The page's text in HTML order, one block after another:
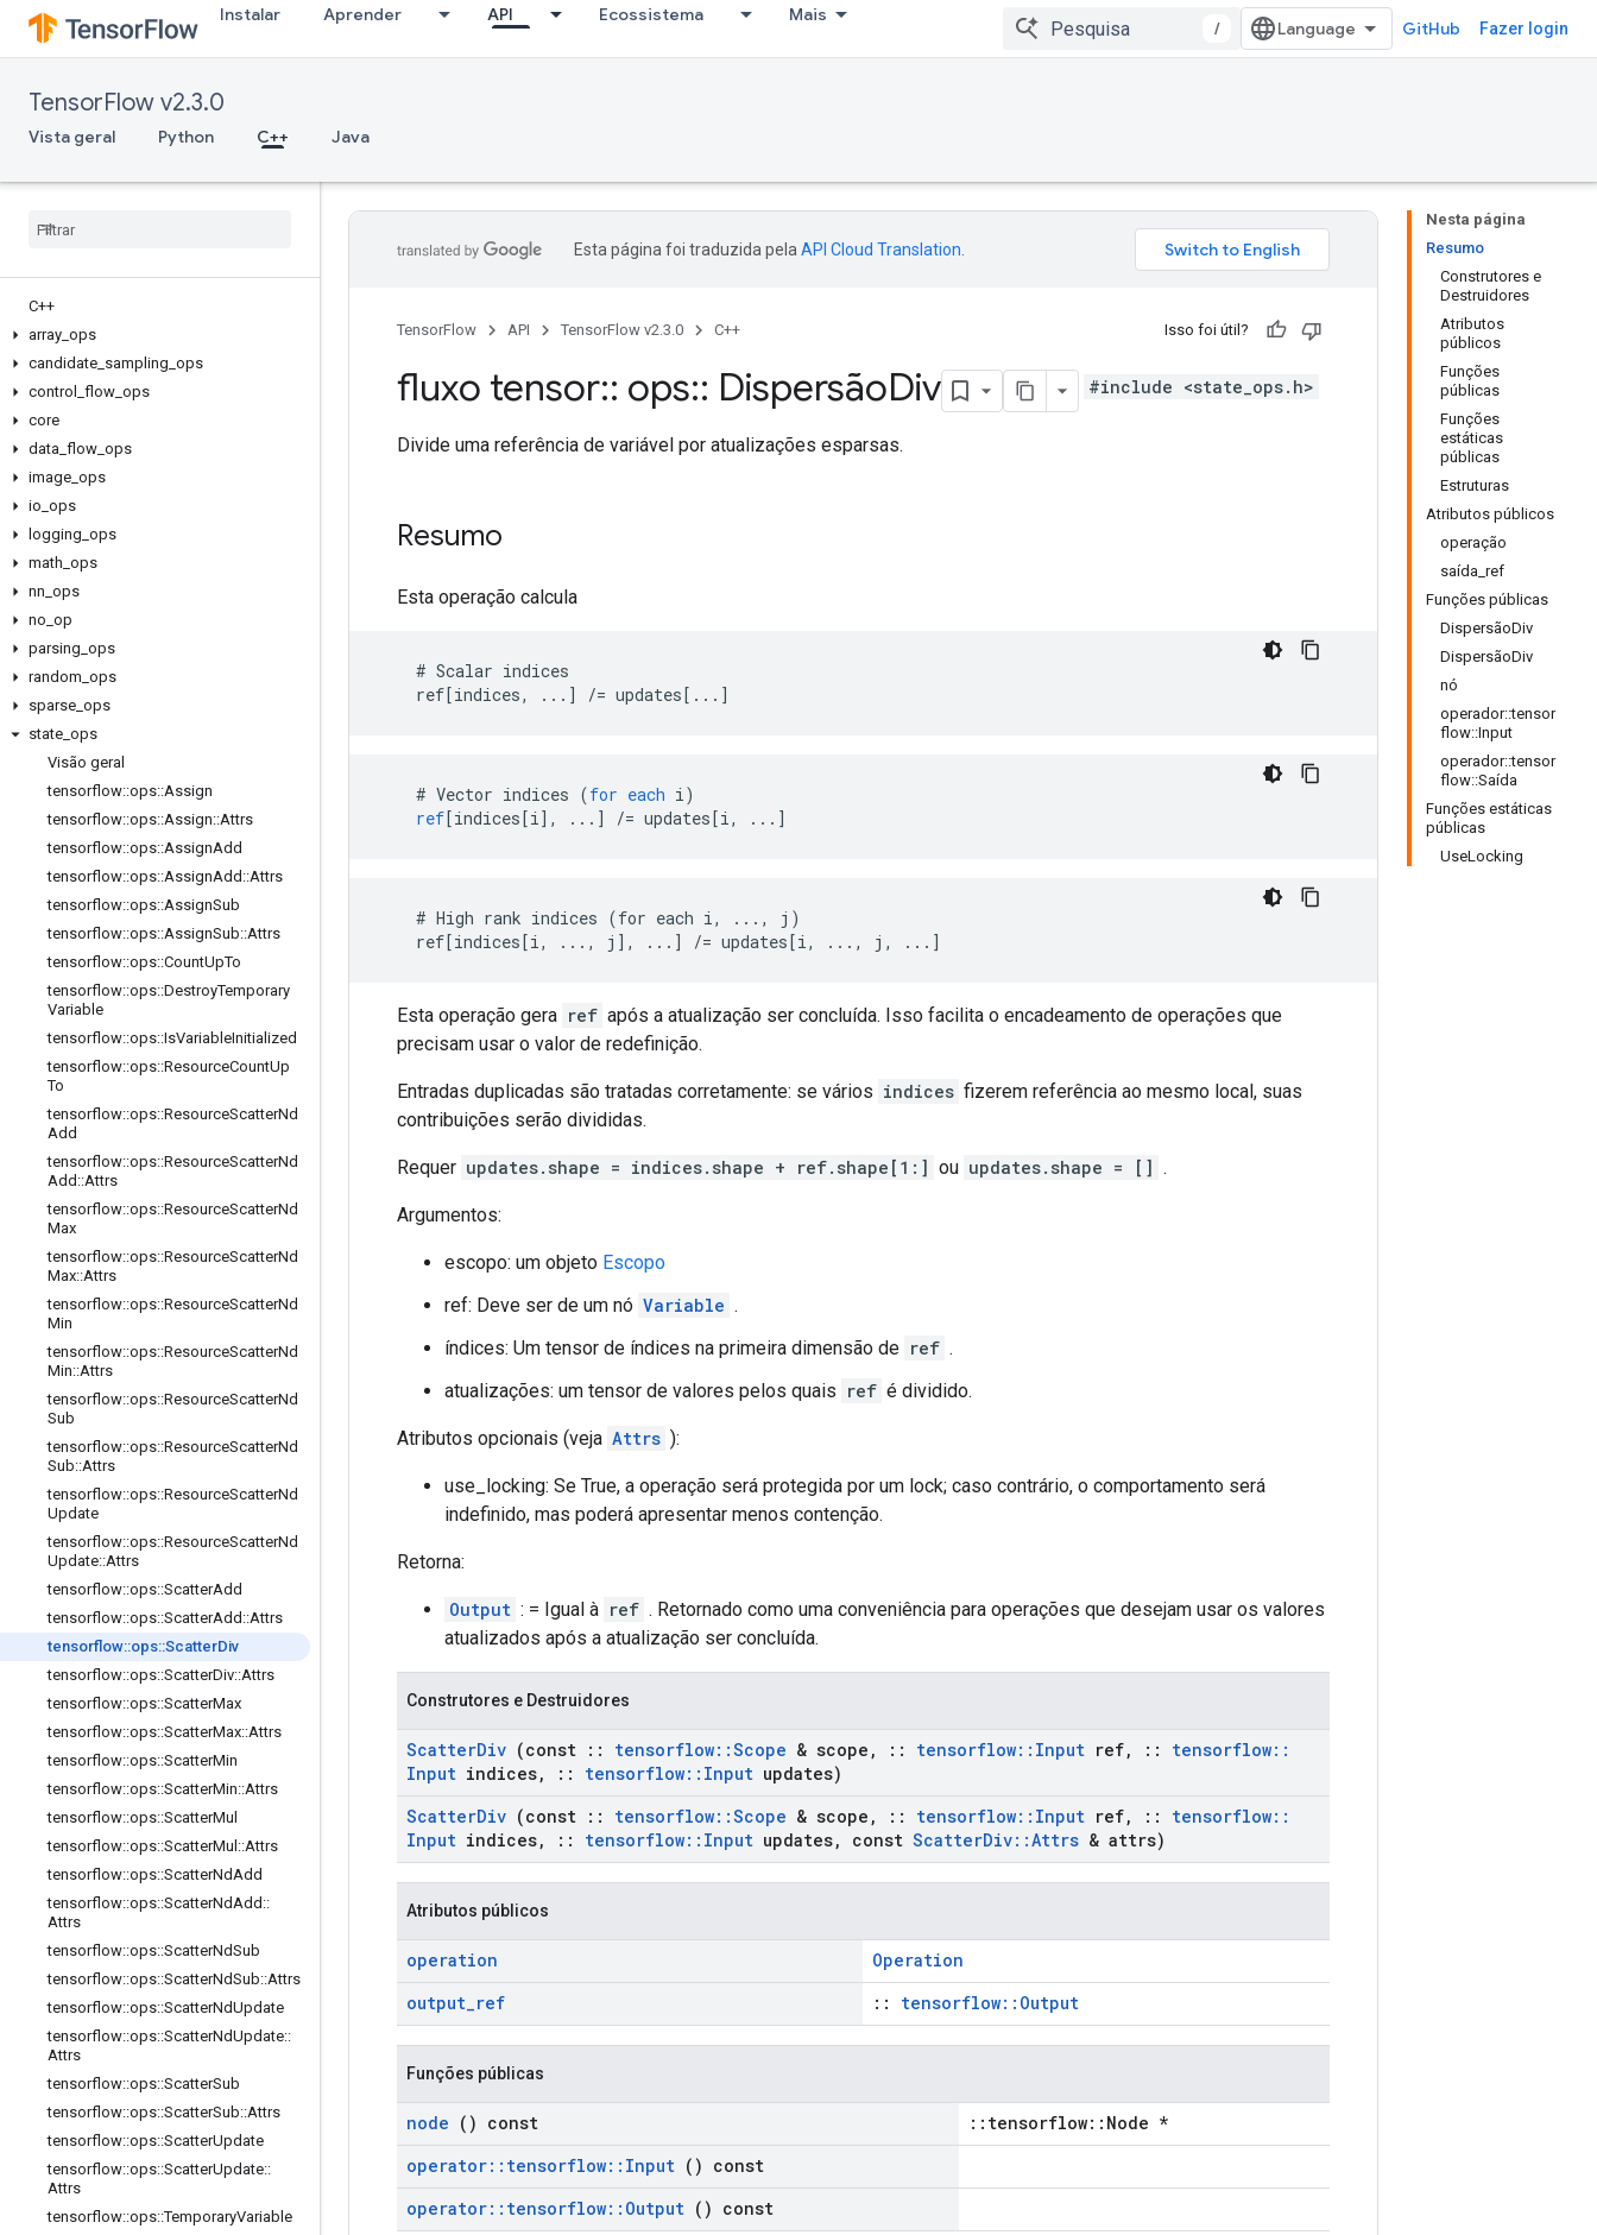
Instalar Aprender API Ecossistema Mais
/ GitHub Fazer login
TensorFlow v2.3.0
Vista geral Python C++ Java
C++
array ops
candidate sampling ops
control
flow ops
core
data flow ops
image ops
io ops
logging ops
math ops
nn ops
no op
parsing ops
random ops
sparse ops
state ops
Visão geral
tensorflow::ops::Assign
tensorflow::ops::Assign::Attrs
tensorflow::ops::AssignAdd
tensorflow::ops::AssignAdd ::Attrs
tensorflow::ops::AssignSub
tensorflow::ops::AssignSub::Attrs
tensorflow::ops::CountUpTo
tensorflow::ops::DestroyTemporary
Variable
tensorflow::ops::IsVariableInitialized
tensorflow::ops::ResourceCountUp
To
tensorflow::ops::ResourceScatterNd
Add
tensorflow::ops::ResourceScatterNd
Add ::Attrs
tensorflow::ops::ResourceScatterNd
Max
tensorflow::ops::ResourceScatterNd
Max::Attrs
tensorflow::ops::ResourceScatterNd
Min
tensorflow::ops::ResourceScatterNd
Min::Attrs
tensorflow::ops::ResourceScatterNd
Sub
tensorflow::ops::ResourceScatterNd
Sub::Attrs
tensorflow::ops::ResourceScatterNd
Update
tensorflow::ops::ResourceScatterNd
Update::Attrs
tensorflow::ops::ScatterAdd
tensorflow::ops::ScatterAdd ::Attrs
tensorflow::ops::ScatterDiv
tensorflow::ops::ScatterDiv::Attrs
tensorflow::ops::ScatterMax
tensorflow::ops::ScatterMax::Attrs
tensorflow::ops::ScatterMin
tensorflow::ops::ScatterMin::Attrs
tensorflow::ops::ScatterMul
tensorflow::ops::ScatterMul ::Attrs
tensorflow::ops::ScatterNdAdd
tensorflow::ops::ScatterNdAdd ::
Attrs
tensorflow::ops::ScatterNdSub
tensorflow::ops::ScatterNdSub::Attrs
tensorflow::ops::ScatterNdUpdate
tensorflow::ops::ScatterNdUpdate::
Attrs
tensorflow::ops::ScatterSub
tensorflow::ops::ScatterSub::Attrs
tensorflow::ops::ScatterUpdate
tensorflow::ops::ScatterUpdate::
Attrs
tensorflow::ops::TemporaryVariable
Nesta página
Resumo
Construtores e
Destruidores
Atributos
públicos
Funções
públicas
Funções
estáticas
públicas
Estruturas
Atributos públicos
operação
saída_ref
Funções públicas
DispersãoDiv
DispersãoDiv
nó
operador::tensor
flow::Input
operador::tensor
flow::Saída
Funções estáticas
públicas
UseLocking
Esta página foi traduzida pela API Cloud Translation
TensorFlow API TensorFlow v2.3.0 C++ Isso foi útil?
fluxo tensor:: ops:: DispersãoDiv #include <state_ops.h>
Divide uma referência de variável por atualizações esparsas.
Resumo
Esta operação calcula
    # Scalar indices
    ref[indices, ...] /= updates[...]
    #
Vector indices (for each i)
ref[indices[i] , ... ] /= updates[i, ... ]
    # High rank indices (for each i, ..., j)
    ref[indices[i, ..., j], ...] /= updates[i, ..., j, ...]
Esta operação gera ref após a atualização ser concluída. Isso facilita o encadeamento de operações que
precisam usar o valor de redefinição.
Entradas duplicadas são tratadas corretamente: se vários indices fizerem referência ao mesmo local, suas
contribuições serão divididas.
Requer updates.shape = indices.shape + ref.shape[1:] ou updates.shape = [] .
Argumentos:
escopo: um objeto Escopo
ref: Deve ser de um nó Variable .
índices: Um tensor de índices na primeira dimensão de ref .
atualizações: um tensor de valores pelos quais ref é dividido.
Atributos opcionais (veja Attrs ):
use_locking: Se True, a operação será protegida por um lock; caso contrário, o comportamento será
indefinido, mas poderá apresentar menos contenção.
Retorna:
Output : = Igual à ref . Retornado como uma conveniência para operações que desejam usar os valores
atualizados após a atualização ser concluída.
Construtores e Destruidores
ScatterDiv (const :: tensorflow::Scope & scope , :: tensorflow:: Input ref, :: tensorflow::
Input indices, :: tensorflow:: Input updates)
ScatterDiv (const :: tensorflow::Scope & scope , :: tensorflow:: Input ref, :: tensorflow::
Input indices, :: tensorflow:: Input updates, const ScatterDiv::Attrs & attrs)
Atributos públicos
operation
Operation
output_ref :: tensorflow::Output
Funções públicas
node () const
::tensorflow::Node *
operator:: tensorflow:: Input () const
operator:: tensorflow:: Output () const